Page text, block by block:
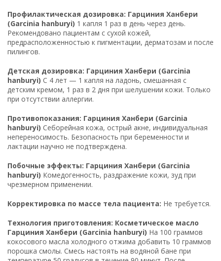
Профилактическая дозировка: Гарциния Ханбери
(Garcinia hanburyi) 1 капля 1 раз в день через день.
Рекомендовано пациентам с сухой кожей,
предрасположенностью к пигментации, дерматозам и после
пилингов.
Детская дозировка: Гарциния Ханбери (Garcinia
hanburyi) С 4 лет — 1 капля на ладонь, смешанная с
детским кремом, 1 раз в 2 дня при шелушении кожи. Только
при отсутствии аллергии.
Противопоказания: Гарциния Ханбери (Garcinia
hanburyi) Себорейная кожа, острый акне, индивидуальная
непереносимость. Безопасность при беременности и
лактации научно не подтверждена.
Побочные эффекты: Гарциния Ханбери (Garcinia
hanburyi) Комедогенность, раздражение кожи, зуд при
чрезмерном применении.
Корректировка по массе тела пациента: Не требуется.
Технология приготовления: Косметическое масло
Гарциния Ханбери (Garcinia hanburyi) На 100 граммов
кокосового масла холодного отжима добавить 10 граммов
порошка смолы. Смесь настоять на водяной бане при